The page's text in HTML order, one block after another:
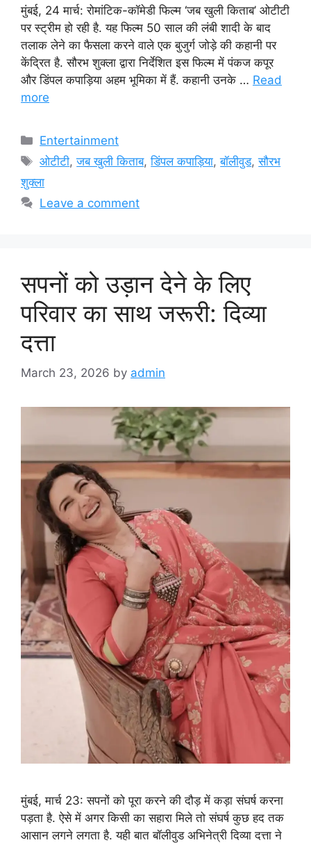
मुंबई, 24 मार्च: रोमांटिक-कॉमेडी फिल्म ‘जब खुली किताब’ ओटीटी
पर स्ट्रीम हो रही है. यह फिल्म 50 साल की लंबी शादी के बाद
तलाक लेने का फैसला करने वाले एक बुजुर्ग जोड़े की कहानी पर
केंद्रित है. सौरभ शुक्ला द्वारा निर्देशित इस फिल्म में पंकज कपूर
और डिंपल कपाड़िया अहम भूमिका में हैं. कहानी उनके … Read
more
Categories
Entertainment
Tags
ओटीटी,जब खुली किताब,डिंपल कपाड़िया,बॉलीवुड,सौरभ
शुक्ला
Leave a comment
सपनों को उड़ान देने के लिए
परिवार का साथ जरूरी: दिव्या
दत्ता
March 23, 2026 by admin
मुंबई, मार्च 23: सपनों को पूरा करने की दौड़ में कड़ा संघर्ष करना
पड़ता है. ऐसे में अगर किसी का सहारा मिले तो संघर्ष कुछ हद तक
आसान लगने लगता है. यही बात बॉलीवुड अभिनेत्री दिव्या दत्ता ने